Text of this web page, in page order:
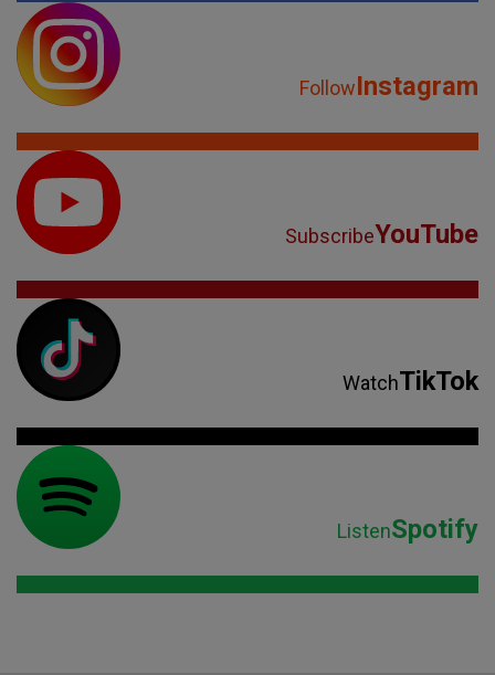
FollowInstagram
SubscribeYouTube
WatchTikTok
ListenSpotify